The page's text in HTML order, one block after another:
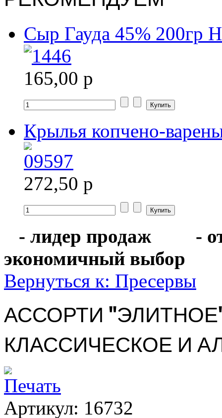
Сыр Гауда 45% 200гр
165,00 р
Крылья копчено-
272,50 р
- лидер продаж
-
экономичный
Вернуться к: Пресервы
АССОРТИ
КЛАССИЧЕСКОЕ И
Артикул: 16732